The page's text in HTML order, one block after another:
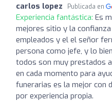
carlos lopez Publicada en
Experiencia fantástica: Es
mejores sitio y la
empleados y el el señor
persona como jefe, y lo
todos son muy prestados
en cada momento para
funerarias es la mejor con
por experiencia propia.